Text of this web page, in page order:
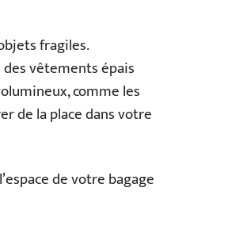
fragiles.
vêtements épais
comme les
de la place dans votre
de votre bagage